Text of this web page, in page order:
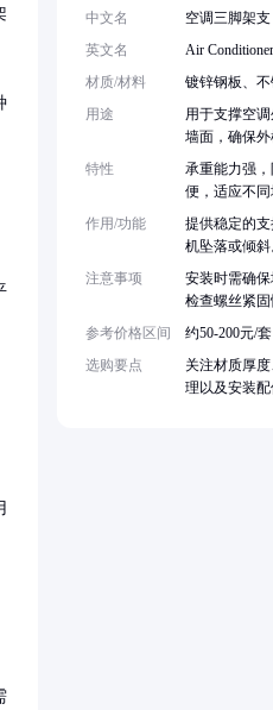
中文名
空调三脚架支
英文名
Air
材质/材料
镀锌钢板、不
用途
用于支撑空
墙面，确保外
特性
承重能力强
便，适应不同
作用/功能
提供稳定的
机坠落或倾斜
注意事项
安装时需确
检查螺丝紧固
参考价格区间
约50-200元/套
选购要点
关注材质厚
理以及安装配